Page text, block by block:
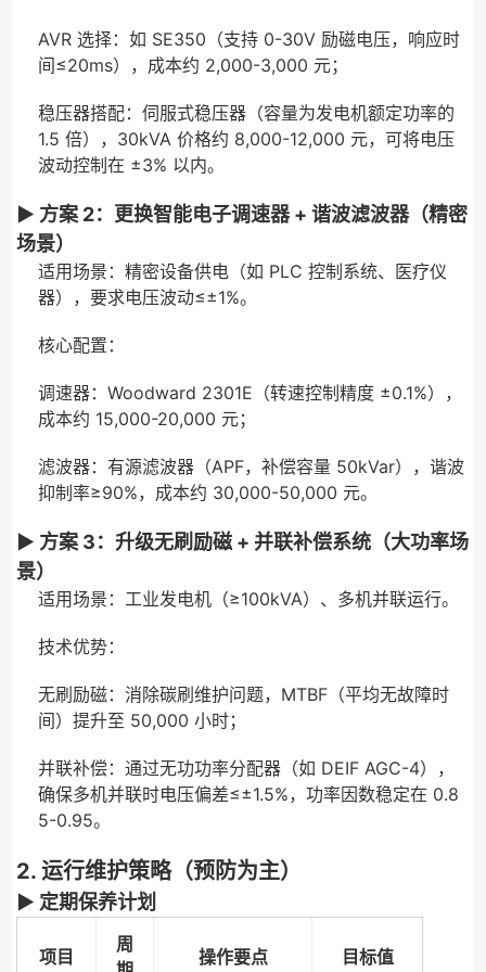
AVR 选择：如 SE350（支持 0-30V 励磁电压，响应时
间≤20ms），成本约 2,000-3,000 元；
稳压器搭配：伺服式稳压器（容量为发电机额定功率的
1.5 倍），30kVA 价格约 8,000-12,000 元，可将电压
波动控制在 ±3% 以内。
▶ 方案 2：更换智能电子调速器 + 谐波滤波器（精密
场景）
适用场景：精密设备供电（如 PLC 控制系统、医疗仪
器），要求电压波动≤±1%。
核心配置：
调速器：Woodward 2301E（转速控制精度 ±0.1%），
成本约 15,000-20,000 元；
滤波器：有源滤波器（APF，补偿容量 50kVar），谐波
抑制率≥90%，成本约 30,000-50,000 元。
▶ 方案 3：升级无刷励磁 + 并联补偿系统（大功率场
景）
适用场景：工业发电机（≥100kVA）、多机并联运行。
技术优势：
无刷励磁：消除碳刷维护问题，MTBF（平均无故障时
间）提升至 50,000 小时；
并联补偿：通过无功功率分配器（如 DEIF AGC-4），
确保多机并联时电压偏差≤±1.5%，功率因数稳定在 0.8
5-0.95。
2. 运行维护策略（预防为主）
▶ 定期保养计划
项目
周
操作要点 目标值